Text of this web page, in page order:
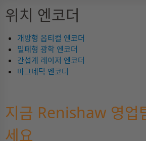
위치 엔코더
개방형 옵티컬 엔코더
밀폐형 광학 엔코더
간섭계 레이저 엔코더
마그네틱 엔코더
지금 Renishaw 영업
세요